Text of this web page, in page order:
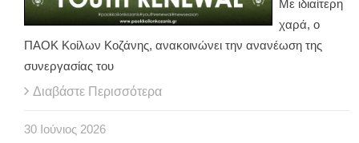
Με ιδιαίτερη
χαρά, ο
ΠΑΟΚ Κοίλων Κοζάνης, ανακοινώνει την ανανέωση της
συνεργασίας του
Διαβάστε Περισσότερα
30 Ιούνιος 2026